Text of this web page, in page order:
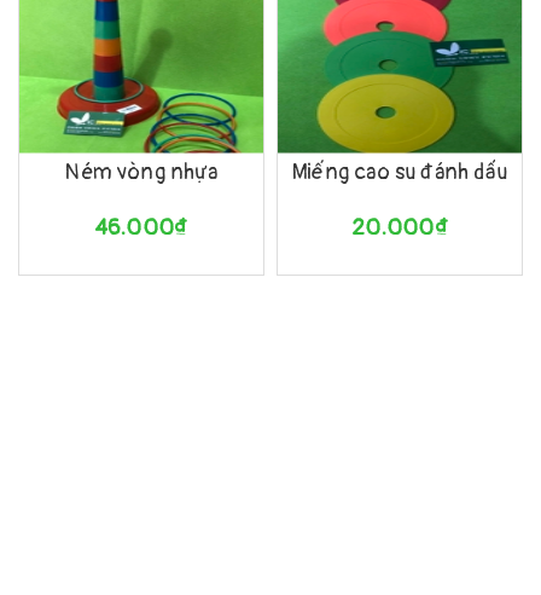
Ném vòng nhựa
46.000₫
Miếng cao su đánh dấu
20.000₫